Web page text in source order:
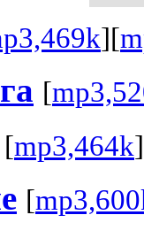
][
[
[mp3,464k
[